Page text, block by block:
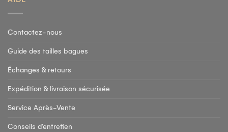
Contactez-nous
Guide des tailles bagues
Échanges & retours
Expédition & livraison sécurisée
Service Après-Vente
Conseils d’entretien